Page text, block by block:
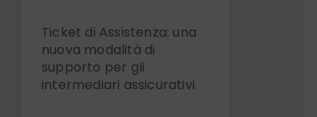
Ticket di Assistenza: una
nuova modalità di
supporto per gli
intermediari assicurativi